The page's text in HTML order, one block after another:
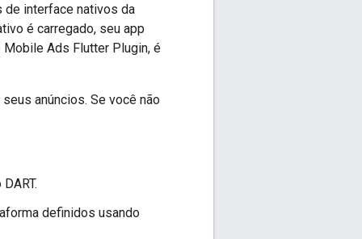
de interface nativos da
é carregado, seu app
Mobile Ads Flutter Plugin, é
anúncios. Se você não
definidos usando